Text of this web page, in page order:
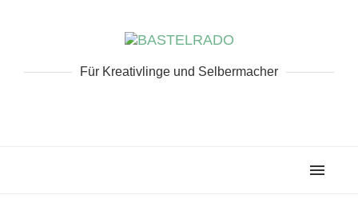
Für Kreativlinge und Selbermacher